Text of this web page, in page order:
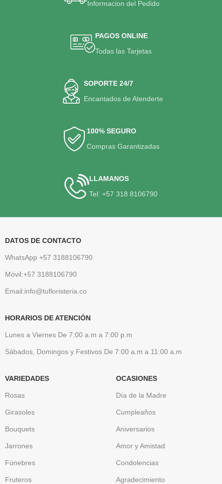
Informacion del Pedido
PAGOS ONLINE
Todas las Tarjetas
SOPORTE 24/7
Encantados de Atenderte
100% SEGURO
Compras Garantizadas
LLAMANOS
Tel: +57 318 8106790
DATOS DE CONTACTO
WhatsApp +57 3188106790
Móvil:+57 3188106790
Email:info@tufloristeria.co
HORARIOS DE ATENCIÓN
Lunes a Viernes De 7:00 a.m a 7:00 p.m
Sábados, Domingos y Festivos De 7:00 a.m a 11:00 a.m
VARIEDADES
Rosas
Girasoles
Bouquets
Jarrones
Fúnebres
Fruteros
OCASIONES
Día de la Madre
Cumpleaños
Aniversarios
Amor y Amistad
Condolencias
Agradecimiento